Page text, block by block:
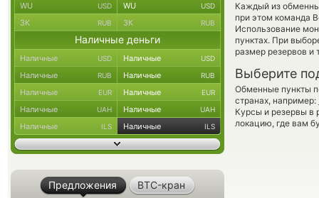
Каждый из
при этом команда
Использование
пунктах. При
размер резервов и
Выберите
Обменные пункты
странах, например:
Курсы и резервы в
локацию, где вам
WU USD WU USD
ЗК RUB ЗК RUB
Наличные деньги
Наличные USD Наличные USD
Наличные RUB Наличные RUB
Наличные EUR Наличные EUR
Наличные UAH Наличные UAH
Наличные ILS Наличные ILS
Предложения BTC-кран